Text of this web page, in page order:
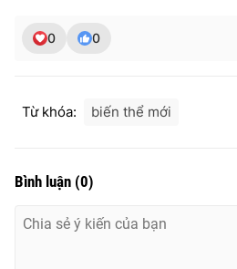
0 0
Từ khóa: biến thể mới
Bình luận (0)